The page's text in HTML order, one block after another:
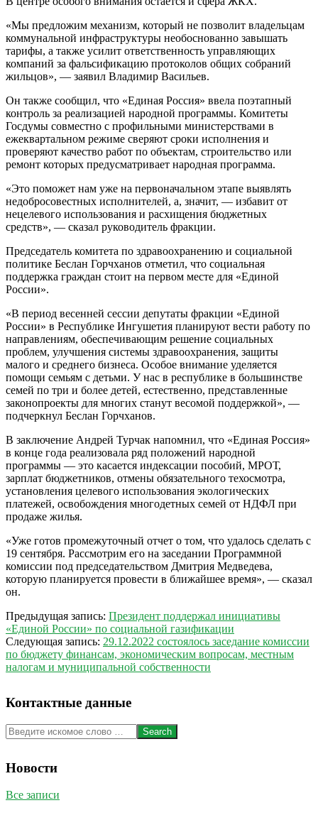
«Мы предложим механизм, который не позволит владельцам
коммунальной инфраструктуры необоснованно завышать
тарифы, а также усилит ответственность управляющих
компаний за фальсификацию протоколов общих собраний
жильцов», — заявил Владимир Васильев.
Он также сообщил, что «Единая Россия» ввела поэтапный
контроль за реализацией народной программы. Комитеты
Госдумы совместно с профильными министерствами в
ежеквартальном режиме сверяют сроки исполнения и
проверяют качество работ по объектам, строительство или
ремонт которых предусматривает народная программа.
«Это поможет нам уже на первоначальном этапе выявлять
недобросовестных исполнителей, а, значит, — избавит от
нецелевого использования и расхищения бюджетных
средств», — сказал руководитель фракции.
Председатель комитета по здравоохранению и социальной
политике Беслан Горчханов отметил, что социальная
поддержка граждан стоит на первом месте для «Единой
России».
«В период весенней сессии депутаты фракции «Единой
России» в Республике Ингушетия планируют вести работу по
направлениям, обеспечивающим решение социальных
проблем, улучшения системы здравоохранения, защиты
малого и среднего бизнеса. Особое внимание уделяется
помощи семьям с детьми. У нас в республике в большинстве
семей по три и более детей, естественно, представленные
законопроекты для многих станут весомой поддержкой», —
подчеркнул Беслан Горчханов.
В заключение Андрей Турчак напомнил, что «Единая Россия»
в конце года реализовала ряд положений народной
программы — это касается индексации пособий, МРОТ,
зарплат бюджетников, отмены обязательного техосмотра,
установления целевого использования экологических
платежей, освобождения многодетных семей от НДФЛ при
продаже жилья.
«Уже готов промежуточный отчет о том, что удалось сделать с
19 сентября. Рассмотрим его на заседании Программной
комиссии под председательством Дмитрия Медведева,
которую планируется провести в ближайшее время», — сказал
он.
2022-
01-
19
Предыдущая запись: Президент поддержал инициативы
«Единой России» по социальной газификации
Следующая запись: 29.12.2022 состоялось заседание комиссии
по бюджету финансам, экономическим вопросам, местным
налогам и муниципальной собственности
Контактные данные
Search
Новости
Все записи